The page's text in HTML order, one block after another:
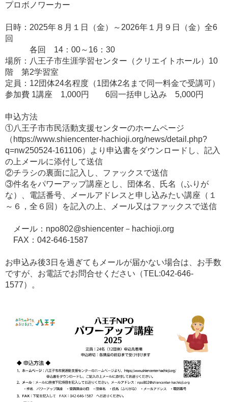
プロボノワーカー
日時：2025年８月１日（金）～2026年１月９日（金）全6
回
各回 14：00～16：30
場所：八王子市生涯学習センター（クリエイトホール）10
階 第2学習室
定員：12団体24名程度（1団体2名まで同一料金で受講可）
参加費 1講座 1,000円 6回一括申し込み 5,000円
申込方法
①八王子市市民活動支援センターのホームページ
（https://www.shiencenter-hachioji.org/news/detail.php?
q=nw250524-161106）より申込書をダウンロードし、記入
の上メールに添付して送信
②チラシの裏面に記入し、ファックスで送信
③件名をパワーアップ講座とし、団体名、氏名（ふりが
な）、電話番号、メールアドレスと申し込みたい講座（１
～６，全６回）を記入の上、メール又はファックスで送信
メール：npo802@shiencenter－hachioji.org
FAX：042-646-1587
お申込み後3日を過ぎてもメールが届かない場合は、お手数
ですが、お電話でお問合せください（TEL:042-646-
1577）。